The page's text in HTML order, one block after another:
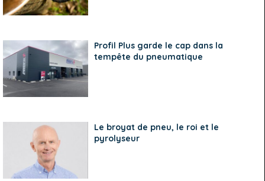
Profil Plus garde le cap dans la
tempête du pneumatique
Le broyat de pneu, le roi et le
pyrolyseur